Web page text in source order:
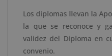
Los diplomas llevan la
la que se reconoce y
validez del Diploma en
convenio.